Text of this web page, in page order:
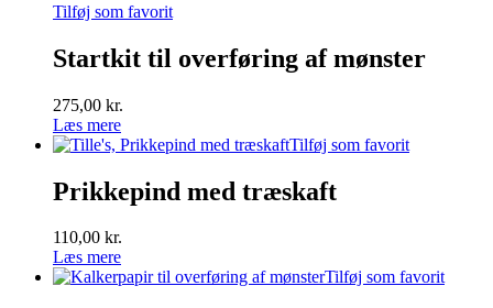
Tilføj som favorit
Startkit til overføring af mønster
275,00 kr.
Læs mere
Tilføj som favorit
Prikkepind med træskaft
110,00 kr.
Læs mere
Tilføj som favorit